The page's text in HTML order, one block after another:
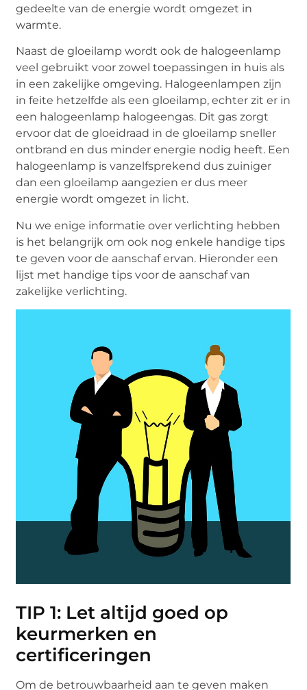
gedeelte van de energie wordt omgezet in
warmte.
Naast de gloeilamp wordt ook de halogeenlamp
veel gebruikt voor zowel toepassingen in huis als
in een zakelijke omgeving. Halogeenlampen zijn
in feite hetzelfde als een gloeilamp, echter zit er in
een halogeenlamp halogeengas. Dit gas zorgt
ervoor dat de gloeidraad in de gloeilamp sneller
ontbrand en dus minder energie nodig heeft. Een
halogeenlamp is vanzelfsprekend dus zuiniger
dan een gloeilamp aangezien er dus meer
energie wordt omgezet in licht.
Nu we enige informatie over verlichting hebben
is het belangrijk om ook nog enkele handige tips
te geven voor de aanschaf ervan. Hieronder een
lijst met handige tips voor de aanschaf van
zakelijke verlichting.
TIP 1: Let altijd goed op
keurmerken en
certificeringen
Om de betrouwbaarheid aan te geven maken